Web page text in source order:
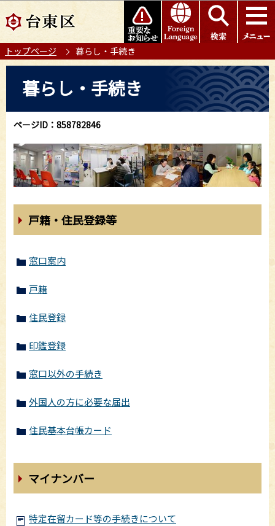
の
ー
ジ
頭
このページの本文へ移動
トップページ 暮らし・手続き
ら
暮らし・手続き
ページID：858782846
戸籍・住民登録等
窓口案内
戸籍
住民登録
印鑑登録
窓口以外の手続き
外国人の方に必要な届出
住民基本台帳カード
マイナンバー
特定在留カード等の手続きについて